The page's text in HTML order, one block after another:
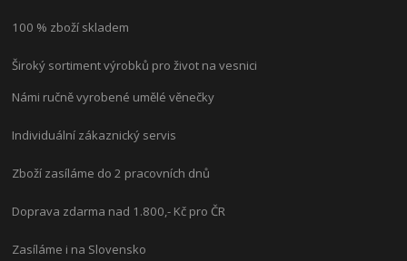
100 % zboží skladem
Široký sortiment výrobků pro život na vesnici
Námi ručně vyrobené umělé věnečky
Individuální zákaznický servis
Zboží zasíláme do 2 pracovních dnů
Doprava zdarma nad 1.800,- Kč pro ČR
Zasíláme i na Slovensko